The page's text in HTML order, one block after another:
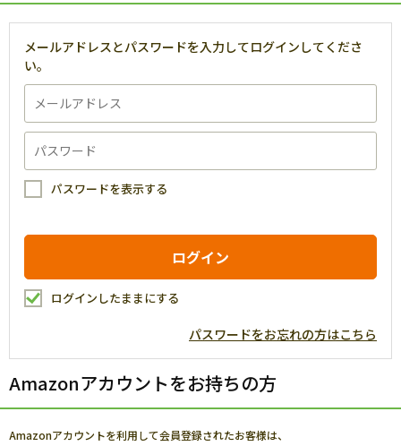
メールアドレスとパスワードを入力してログインしてくださ
い。
パスワードを表示する
ログインしたままにする
パスワードをお忘れの方はこちら
Amazonアカウントをお持ちの方
Amazonアカウントを利用して会員登録されたお客様は、